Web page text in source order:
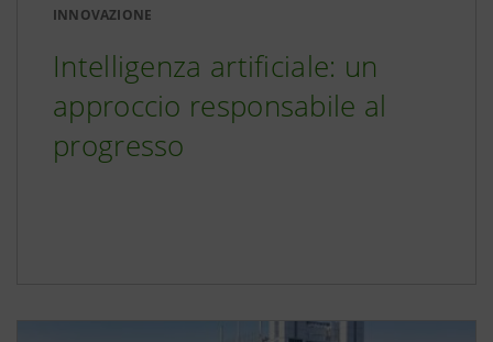
INNOVAZIONE
Intelligenza artificiale: un
approccio responsabile al
progresso